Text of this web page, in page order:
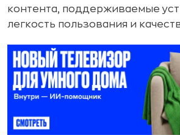
контента, поддерживаемые
легкость пользования и